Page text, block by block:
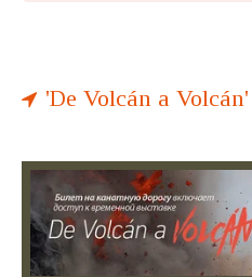
'De Volcán a Volcán'